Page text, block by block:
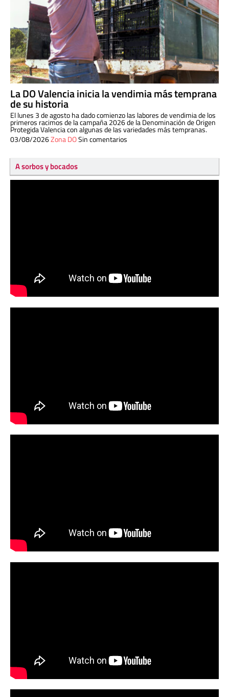
La DO Valencia inicia la vendimia más temprana
de su historia
El lunes 3 de agosto ha dado comienzo las labores de vendimia de los
primeros racimos de la campaña 2026 de la Denominación de Origen
Protegida Valencia con algunas de las variedades más tempranas.
03/08/2026Zona DOSin comentarios
A sorbos y bocados